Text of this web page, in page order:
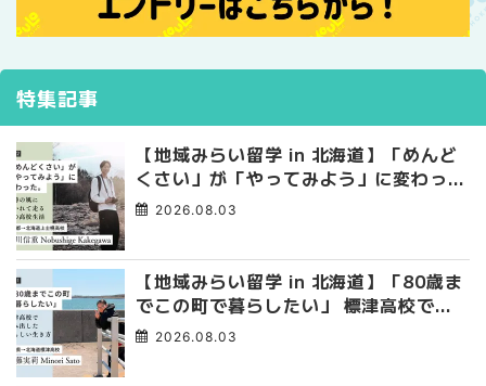
特集記事
【地域みらい留学 in 北海道】「めんど
くさい」が「やってみよう」に変わっ
た。 十勝の風に吹かれて走る、僕の泥
2026.08.03
【地域みらい留学 in 北海道】「80歳ま
でこの町で暮らしたい」 標津高校で踏
み出した、私らしい生き方
2026.08.03